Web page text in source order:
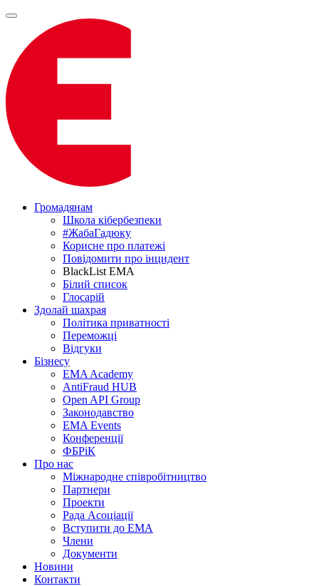
Громадянам
Школа кібербезпеки
#ЖабаГадюку
Корисне про платежі
Повідомити про інцидент
BlackList EMA
Білий список
Глосарій
Здолай шахрая
Політика приватності
Переможцi
Відгуки
Бізнесу
EMA Academy
AntiFraud HUB
Open API Group
Законодавство
EMA Events
Конференції
ФБРіК
Про нас
Міжнародне співробітництво
Партнери
Проекти
Рада Асоціації
Вступити до ЕМА
Члени
Документи
Новини
Контакти